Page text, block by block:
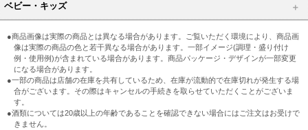
ベビー・キッズ
●商品画像は実際の商品とは異なる場合があります。ご覧いただく環境により、商品画
像は実際の商品の色と若干異なる場合があります。一部イメージ(調理・盛り付け
例・使用例)が含まれている場合があります。商品パッケージ・デザインが一部変更
になる場合があります。
●一部の商品は店舗の在庫を共有しているため、在庫が流動的で在庫切れが発生する場
合がございます。その際はキャンセルの手続きを取らせていただくことがございま
す。
●酒類については20歳以上の年齢であることを確認できない場合にはご注文はお受けで
きません。